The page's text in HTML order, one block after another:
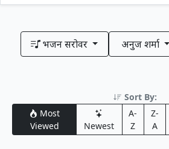
भजन सरोवर अनुज शर्मा
Sort By:
Most
Viewed
Newest
A-
Z
Z-
A